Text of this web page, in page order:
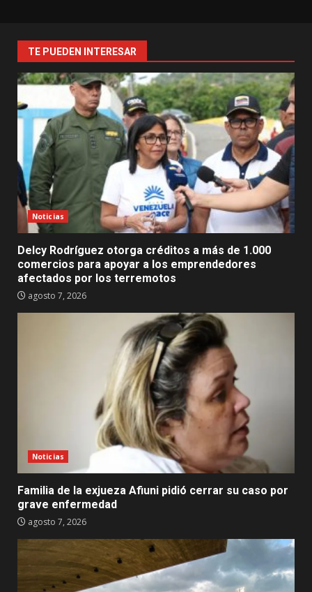
TE PUEDEN INTERESAR
Noticias
Delcy Rodríguez otorga créditos a más de 1.000
comercios para apoyar a los emprendedores
afectados por los terremotos
agosto 7, 2026
Noticias
Familia de la exjueza Afiuni pidió cerrar su caso por
grave enfermedad
agosto 7, 2026